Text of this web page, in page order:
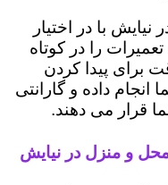
با در اختیار
را در کوتاه
برای پیدا کردن
انجام داده و گارانتی
قرار می دهند.
و منزل در نیایش